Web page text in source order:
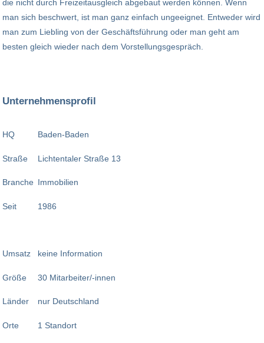
die nicht durch Freizeitausgleich abgebaut werden können. Wenn
man sich beschwert, ist man ganz einfach ungeeignet. Entweder wird
man zum Liebling von der Geschäftsführung oder man geht am
besten gleich wieder nach dem Vorstellungsgespräch.
Unternehmensprofil
HQ
Straße
Branche
Seit
Umsatz
Größe
Länder
Orte
Baden-Baden
Lichtentaler Straße 13
Immobilien
1986
keine Information
30 Mitarbeiter/-innen
nur Deutschland
1 Standort